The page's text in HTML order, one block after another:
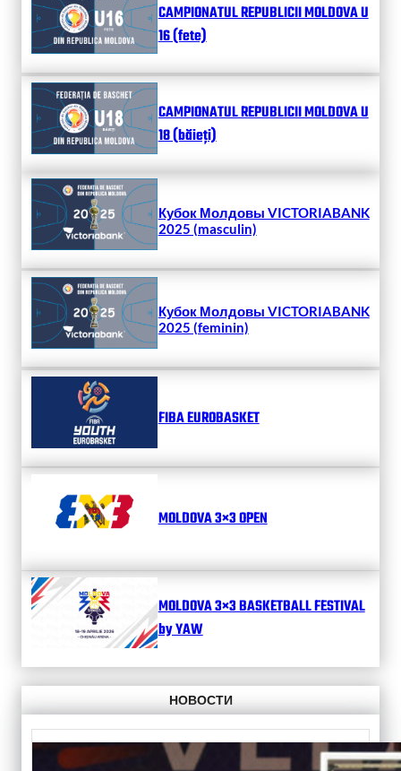
CAMPIONATUL REPUBLICII MOLDOVA U
16 (fete)
CAMPIONATUL REPUBLICII MOLDOVA U
18 (băieți)
Кубок Молдовы VICTORIABANK
2025 (masculin)
Кубок Молдовы VICTORIABANK
2025 (feminin)
FIBA EUROBASKET
MOLDOVA 3×3 OPEN
MOLDOVA 3×3 BASKETBALL FESTIVAL
by YAW
НОВОСТИ